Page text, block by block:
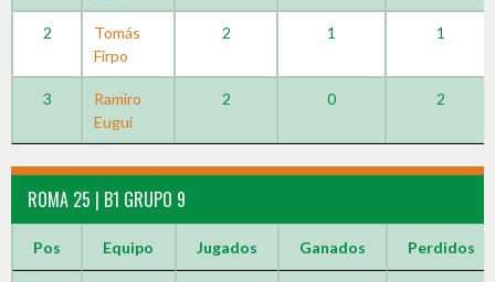
2
Tomás
Firpo
2 1 1
3
Ramiro
Eugui
2 0 2
ROMA 25 | B1 GRUPO 9
Pos Equipo Jugados Ganados Perdidos